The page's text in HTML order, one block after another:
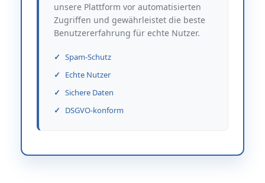
unsere Plattform vor automatisierten
Zugriffen und gewährleistet die beste
Benutzererfahrung für echte Nutzer.
Spam-Schutz
Echte Nutzer
Sichere Daten
DSGVO-konform